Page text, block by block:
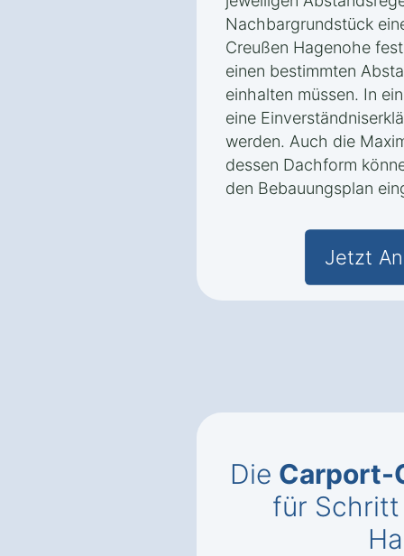
Nachbargrundstück
Creußen Hagenohe
einen bestimmten
einhalten müssen. In
eine
werden. Auch die
dessen Dachform
den Bebauungsplan
Jetzt
Die Carport-
für